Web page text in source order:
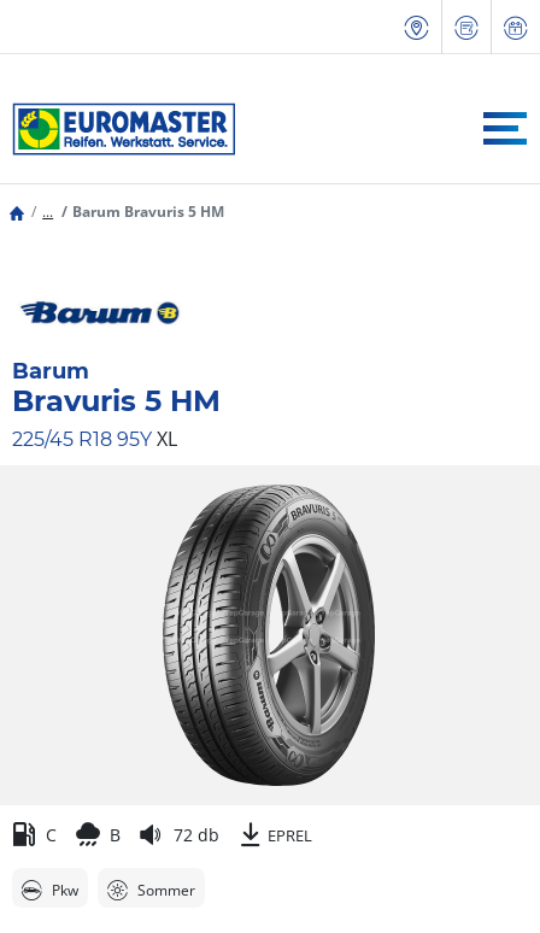
... Barum Bravuris 5 HM
Barum
Bravuris 5 HM
225/45 R18 95Y XL
C B 72 db EPREL
Pkw Sommer